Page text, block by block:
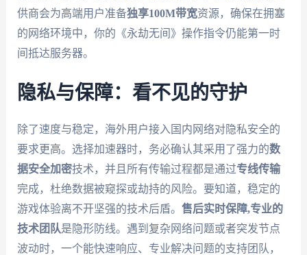
供商会为高端用户准备独享100M带宽资源，确保在拥塞
的网络环境中，你的《永劫无间》操作指令仍能第一时
间抵达服务器。
隐私与保障：看不见的守护
除了速度与稳定，海外用户接入国内网络对隐私安全的
要求更高。选择加速器时，务必确认其采用了强力的数
据安全加密技术，并且所有传输过程都是通过专线传输
完成，杜绝数据被窥探或劫持的风险。要知道，稳定的
游戏体验离不开坚强的技术后盾。 售后实时保障,专业的
技术团队是隐形防线。遇到复杂网络问题或者突发节点
波动时，一个能快速响应、专业解决问题的支持团队，